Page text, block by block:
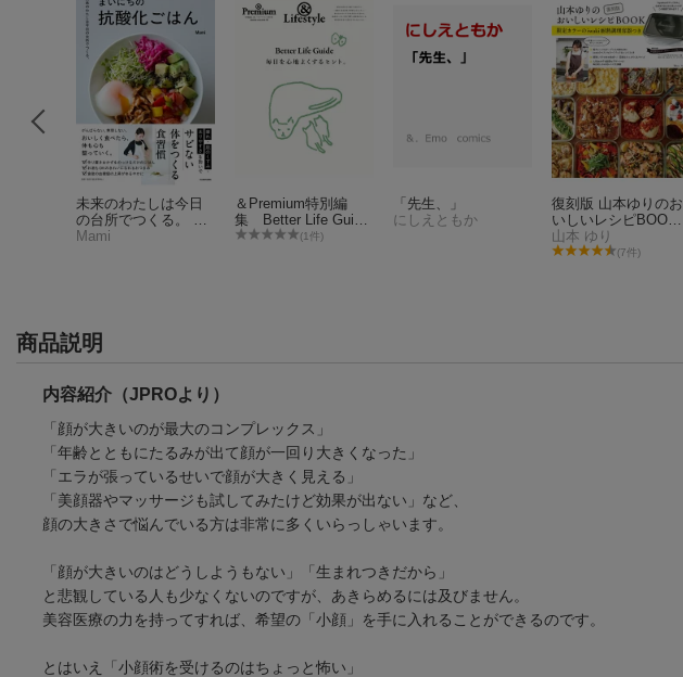
未来のわたしは今日
の台所でつくる。 ま
いにちの抗酸化ごは
Mami
＆Premium特別編
集 Better Life Guide
毎日を心地よくす
(1件)
「先生、」
にしえともか
復刻版 山本ゆりのお
いしいレシピBOOK
限定カラーのiwaki耐
熱調理容器つき
山本 ゆり
(7件)
商品説明
内容紹介（JPROより）
「顔が大きいのが最大のコンプレックス」
「年齢とともにたるみが出て顔が一回り大きくなった」
「エラが張っているせいで顔が大きく見える」
「美顔器やマッサージも試してみたけど効果が出ない」など、
顔の大きさで悩んでいる方は非常に多くいらっしゃいます。
「顔が大きいのはどうしようもない」「生まれつきだから」
と悲観している人も少なくないのですが、あきらめるには及びません。
美容医療の力を持ってすれば、希望の「小顔」を手に入れることができるのです。
とはいえ「小顔術を受けるのはちょっと怖い」